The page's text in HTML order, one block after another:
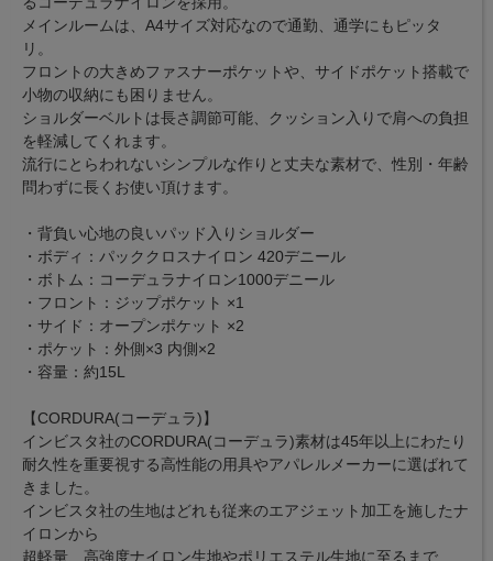
メインルームは、A4サイズ対応なので通勤、通学にもピッタ
リ。
フロントの大きめファスナーポケットや、サイドポケット搭載で
小物の収納にも困りません。
ショルダーベルトは長さ調節可能、クッション入りで肩への負担
を軽減してくれます。
流行にとらわれないシンプルな作りと丈夫な素材で、性別・年齢
問わずに長くお使い頂けます。
・背負い心地の良いパッド入りショルダー
・ボディ：パッククロスナイロン 420デニール
・ボトム：コーデュラナイロン1000デニール
・フロント：ジップポケット ×1
・サイド：オープンポケット ×2
・ポケット：外側×3 内側×2
・容量：約15L
【CORDURA(コーデュラ)】
インビスタ社のCORDURA(コーデュラ)素材は45年以上にわたり
耐久性を重要視する高性能の用具やアパレルメーカーに選ばれて
きました。
インビスタ社の生地はどれも従来のエアジェット加工を施したナ
イロンから
超軽量、高強度ナイロン生地やポリエステル生地に至るまで